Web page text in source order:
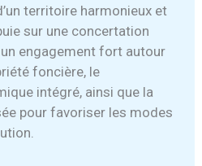
territoire harmonieux et
sur une concertation
engagement fort autour
foncière, le
intégré, ainsi que la
pour favoriser les modes